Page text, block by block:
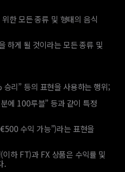
한 모든 종류 및 형태의 음식
하게 될 것이라는 모든 종류 및
리” 등의 표현을 사용하는 행위;
에 100루블” 등과 같이 특정
수익 가능”)라는 표현을
하 FT)과 FX 상품은 수익률 및
.